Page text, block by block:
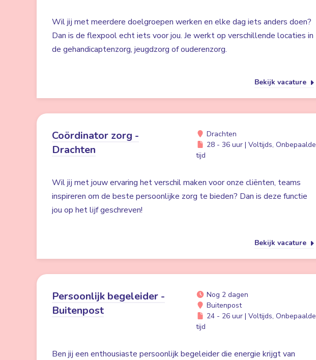
Wil jij met meerdere doelgroepen werken en elke dag iets anders doen?
Dan is de flexpool echt iets voor jou. Je werkt op verschillende locaties in
de gehandicaptenzorg, jeugdzorg of ouderenzorg.
Bekijk vacature
Coördinator zorg -
Drachten
Drachten
28 - 36 uur | Voltijds, Onbepaalde
tijd
Wil jij met jouw ervaring het verschil maken voor onze cliënten, teams
inspireren om de beste persoonlijke zorg te bieden? Dan is deze functie
jou op het lijf geschreven!
Bekijk vacature
Persoonlijk begeleider -
Buitenpost
Nog 2 dagen
Buitenpost
24 - 26 uur | Voltijds, Onbepaalde
tijd
Ben jij een enthousiaste persoonlijk begeleider die energie krijgt van